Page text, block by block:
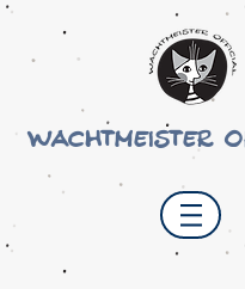
wachtmeister